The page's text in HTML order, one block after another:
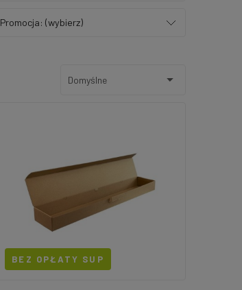
Promocja: (wybierz)
BEZ OPŁATY SUP